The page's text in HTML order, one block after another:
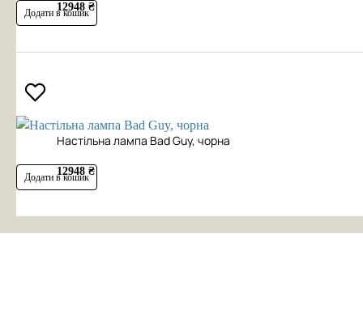
12948 ₴
Додати в кошик
Настільна лампа Bad Guy, чорна
12948 ₴
Додати в кошик